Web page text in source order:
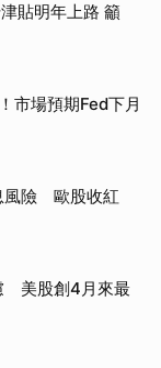
貼明年上路 籲
市場預期Fed下月
風險 歐股收紅
美股創4月來最